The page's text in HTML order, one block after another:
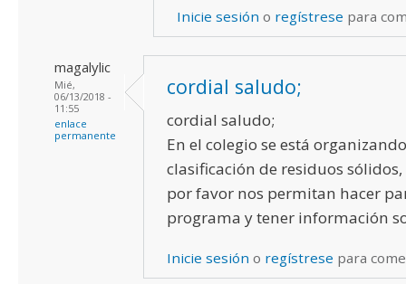
Inicie sesión o regístrese para
magalylic
Mié,
06/13/2018 -
11:55
enlace
permanente
cordial saludo;
cordial saludo;
En el colegio se está
clasificación de residuos
por favor nos permitan hacer
programa y tener información
Inicie sesión o regístrese para